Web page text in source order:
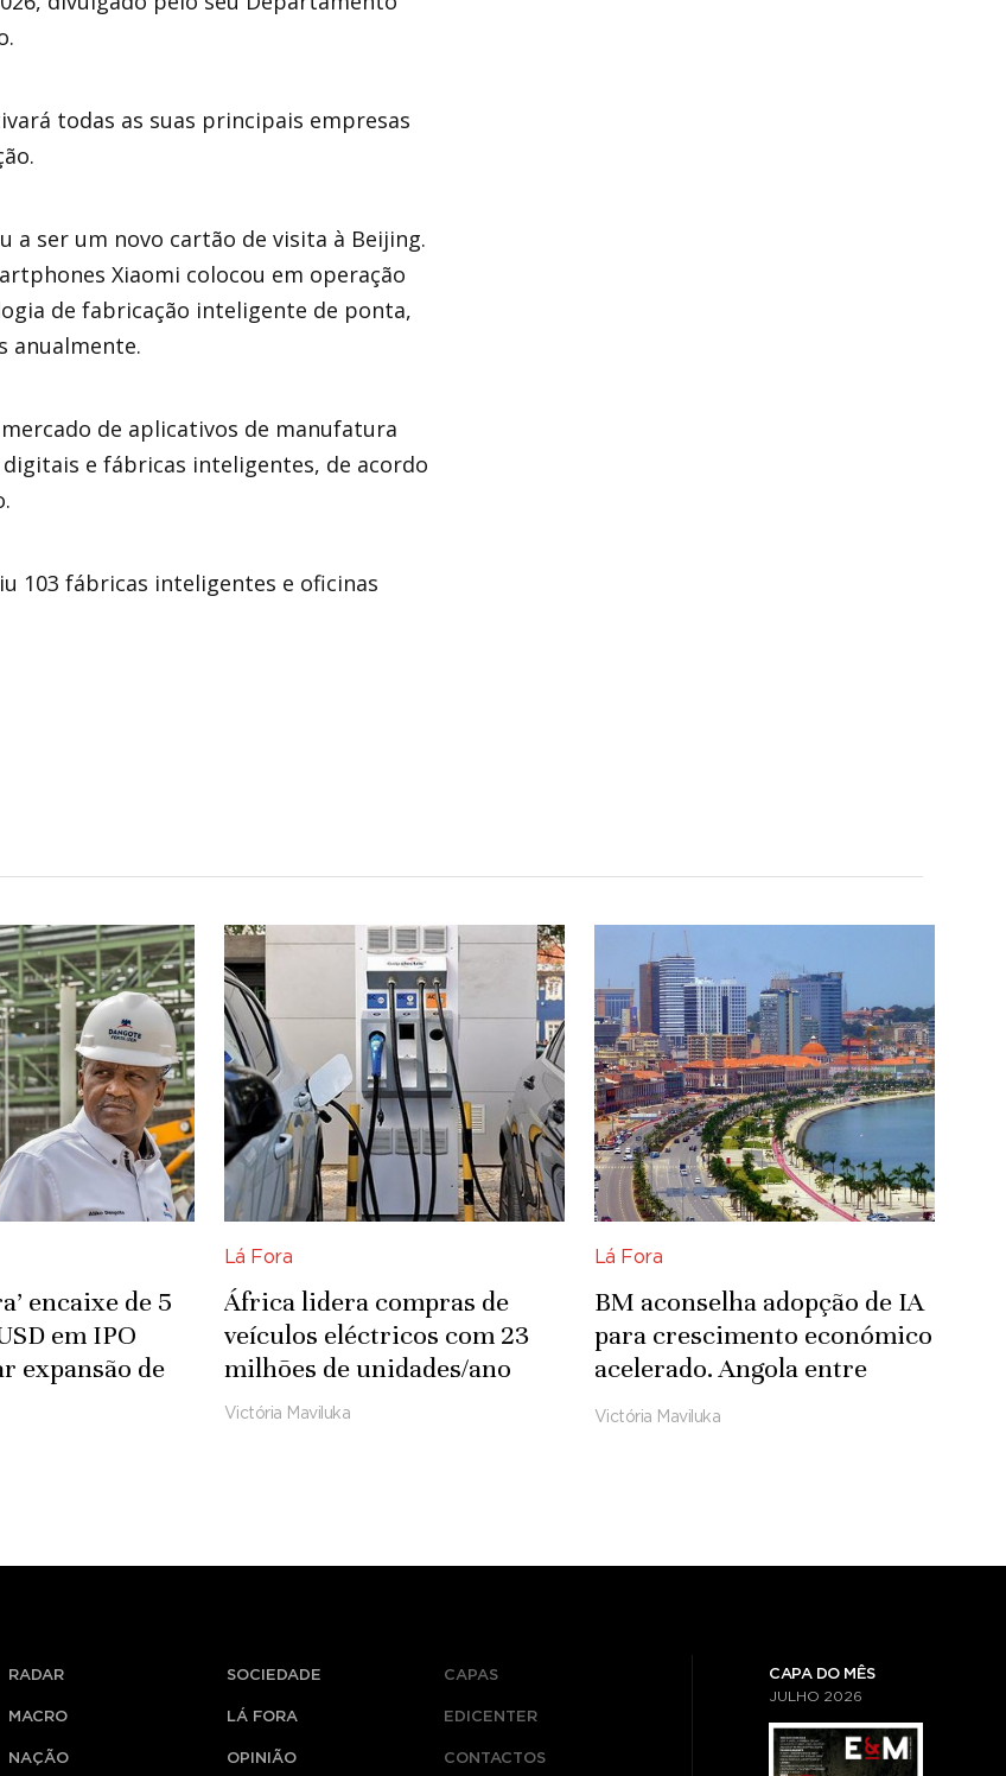
todas as suas principais empresas
a ser um novo cartão de visita à Beijing.
Xiaomi colocou em operação
de fabricação inteligente de ponta,
anualmente.
de aplicativos de manufatura
e fábricas inteligentes, de acordo
103 fábricas inteligentes e oficinas
encaixe de 5
em IPO
expansão de
Lá Fora
África lidera compras de
veículos eléctricos com 23
milhões de unidades/ano
Victória Maviluka
Lá Fora
BM aconselha adopção de IA
para crescimento económico
acelerado. Angola entre
países com pior desempenho
Victória Maviluka
RADAR
MACRO
NAÇÃO
SOCIEDADE
LÁ FORA
OPINIÃO
CAPAS
EDICENTER
CONTACTOS
CAPA DO MÊS
JULHO 2026